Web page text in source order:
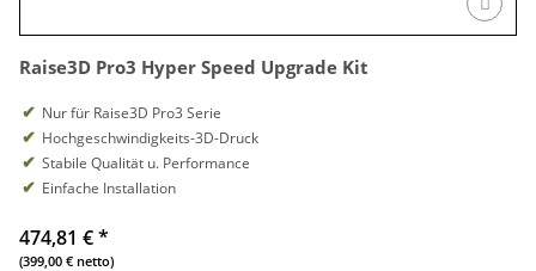
Raise3D Pro3 Hyper Speed Upgrade Kit
Nur für Raise3D Pro3 Serie
Hochgeschwindigkeits-3D-Druck
Stabile Qualität u. Performance
Einfache Installation
474,81 €*
(399,00 € netto)